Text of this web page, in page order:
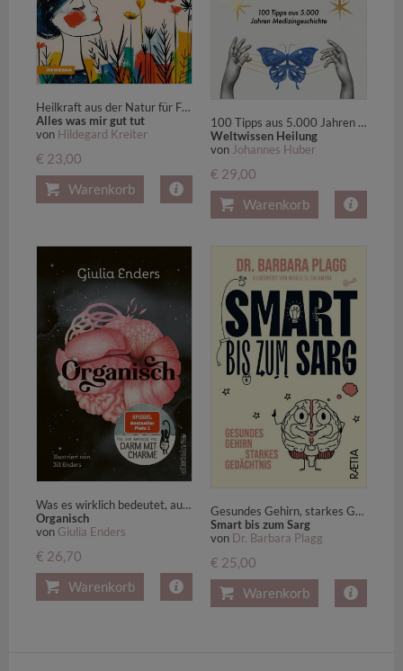
Heilkraft aus der Natur für Frauen in jeder Lebensphase
Alles was mir gut tut
von Hildegard Kreiter
€ 23,00
Warenkorb
100 Tipps aus 5.000 Jahren Medizingeschichte
Weltwissen Heilung
von Johannes Huber
€ 29,00
Warenkorb
Was es wirklich bedeutet, auf unseren Körper zu hören | Der neue Nr.1-Bestseller von der Autorin von "Darm mit Charme"
Organisch
von Giulia Enders
€ 26,70
Warenkorb
Gesundes Gehirn, starkes Gedächtnis
Smart bis zum Sarg
von Dr. Barbara Plagg
€ 25,00
Warenkorb